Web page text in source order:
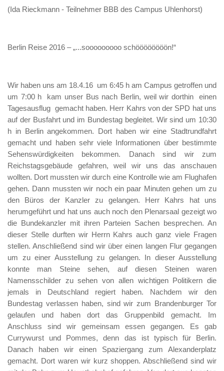
(Ida Rieckmann - Teilnehmer BBB des Campus Uhlenhorst)
Berlin Reise 2016 – „...sooooooooo schöööööööön!“
Wir haben uns am 18.4.16 um 6:45 h am Campus getroffen und
um 7:00 h kam unser Bus nach Berlin, weil wir dorthin einen
Tagesausflug gemacht haben. Herr Kahrs von der SPD hat uns
auf der Busfahrt und im Bundestag begleitet. Wir sind um 10:30
h in Berlin angekommen. Dort haben wir eine Stadtrundfahrt
gemacht und haben sehr viele Informationen über bestimmte
Sehenswürdigkeiten bekommen. Danach sind wir zum
Reichstagsgebäude gefahren, weil wir uns das anschauen
wollten. Dort mussten wir durch eine Kontrolle wie am Flughafen
gehen. Dann mussten wir noch ein paar Minuten gehen um zu
den Büros der Kanzler zu gelangen. Herr Kahrs hat uns
herumgeführt und hat uns auch noch den Plenarsaal gezeigt wo
die Bundekanzler mit ihren Parteien Sachen besprechen. An
dieser Stelle durften wir Herrn Kahrs auch ganz viele Fragen
stellen. Anschließend sind wir über einen langen Flur gegangen
um zu einer Ausstellung zu gelangen. In dieser Ausstellung
konnte man Steine sehen, auf diesen Steinen waren
Namensschilder zu sehen von allen wichtigen Politikern die
jemals in Deutschland regiert haben. Nachdem wir den
Bundestag verlassen haben, sind wir zum Brandenburger Tor
gelaufen und haben dort das Gruppenbild gemacht. Im
Anschluss sind wir gemeinsam essen gegangen. Es gab
Currywurst und Pommes, denn das ist typisch für Berlin.
Danach haben wir einen Spaziergang zum Alexanderplatz
gemacht. Dort waren wir kurz shoppen. Abschließend sind wir